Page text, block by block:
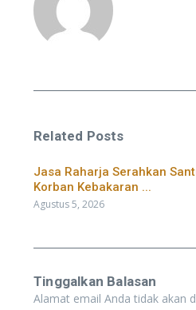
Related Posts
Jasa Raharja Serahkan
Korban Kebakaran ...
Agustus 5, 2026
Tinggalkan Balasan
Alamat email Anda tidak akan